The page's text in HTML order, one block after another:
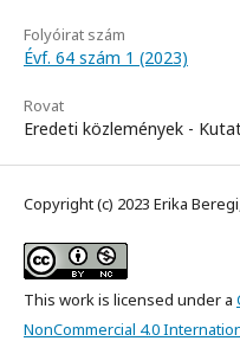
Folyóirat szám
Évf. 64 szám 1 (2023)
Rovat
Eredeti közlemények -
Copyright (c) 2023 Erika
This work is licensed under a
NonCommercial 4.0